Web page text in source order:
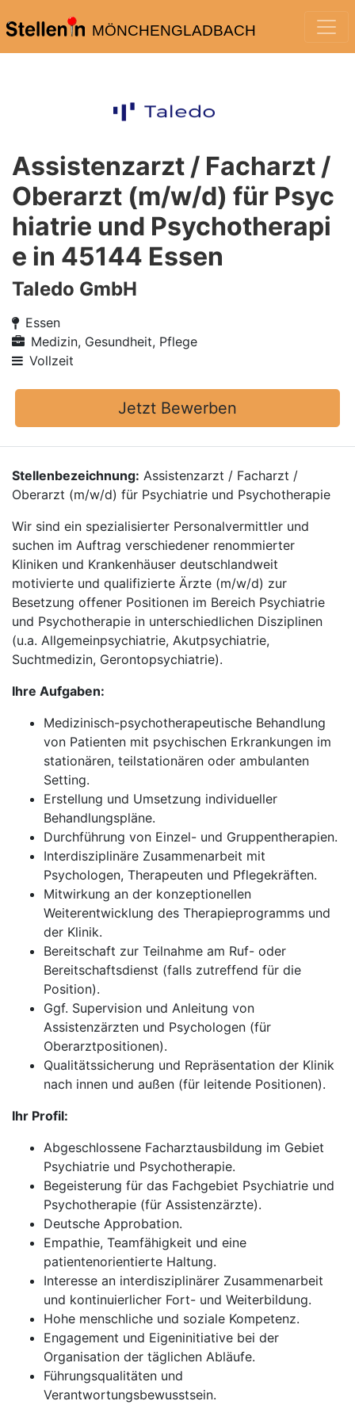
MÖNCHENGLADBACH
Assistenzarzt / Facharzt /
Oberarzt (m/w/d) für Psyc
hiatrie und Psychotherapi
e in 45144 Essen
Taledo GmbH
Essen
Medizin, Gesundheit, Pflege
Vollzeit
Jetzt Bewerben
Stellenbezeichnung: Assistenzarzt / Facharzt /
Oberarzt (m/w/d) für Psychiatrie und Psychotherapie
Wir sind ein spezialisierter Personalvermittler und
suchen im Auftrag verschiedener renommierter
Kliniken und Krankenhäuser deutschlandweit
motivierte und qualifizierte Ärzte (m/w/d) zur
Besetzung offener Positionen im Bereich Psychiatrie
und Psychotherapie in unterschiedlichen Disziplinen
(u.a. Allgemeinpsychiatrie, Akutpsychiatrie,
Suchtmedizin, Gerontopsychiatrie).
Ihre Aufgaben:
Medizinisch-psychotherapeutische Behandlung
von Patienten mit psychischen Erkrankungen im
stationären, teilstationären oder ambulanten
Setting.
Erstellung und Umsetzung individueller
Behandlungspläne.
Durchführung von Einzel- und Gruppentherapien.
Interdisziplinäre Zusammenarbeit mit
Psychologen, Therapeuten und Pflegekräften.
Mitwirkung an der konzeptionellen
Weiterentwicklung des Therapieprogramms und
der Klinik.
Bereitschaft zur Teilnahme am Ruf- oder
Bereitschaftsdienst (falls zutreffend für die
Position).
Ggf. Supervision und Anleitung von
Assistenzärzten und Psychologen (für
Oberarztpositionen).
Qualitätssicherung und Repräsentation der Klinik
nach innen und außen (für leitende Positionen).
Ihr Profil:
Abgeschlossene Facharztausbildung im Gebiet
Psychiatrie und Psychotherapie.
Begeisterung für das Fachgebiet Psychiatrie und
Psychotherapie (für Assistenzärzte).
Deutsche Approbation.
Empathie, Teamfähigkeit und eine
patientenorientierte Haltung.
Interesse an interdisziplinärer Zusammenarbeit
und kontinuierlicher Fort- und Weiterbildung.
Hohe menschliche und soziale Kompetenz.
Engagement und Eigeninitiative bei der
Organisation der täglichen Abläufe.
Führungsqualitäten und
Verantwortungsbewusstsein.